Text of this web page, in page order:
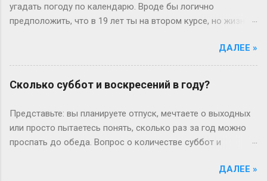
угадать погоду по календарю. Вроде бы логично
предположить, что в 19 лет ты на втором курсе, но жизнь-
без занудства, по-человечески. Когда всё идёт «по плану»
(или нет) В идеальном мире: закончил школу в 17, поступил
— и вот тебе 19, второй курс. Но реальность часто
напоминает автобус, который то опаздывает, то едет не
армию, вернулся — и теперь он первокурсник в 19, а
одноклассники уже на третьем. Или Мария из Испании:
взяла gap year, работала в хостеле на Бали, а теперь
штурмует лекции по философии, пока её ровесники пишут
ДАЛЕЕ »
Сколько суббот и воскресений в году?
Представьте: вы планируете отпуск, мечтаете о выходных
или просто пытаетесь понять, сколько раз за год можно
проспать до обеда. Вопрос о количестве суббот и
посчитать без гугла. Давайте разберемся по-человечески
ДАЛЕЕ »